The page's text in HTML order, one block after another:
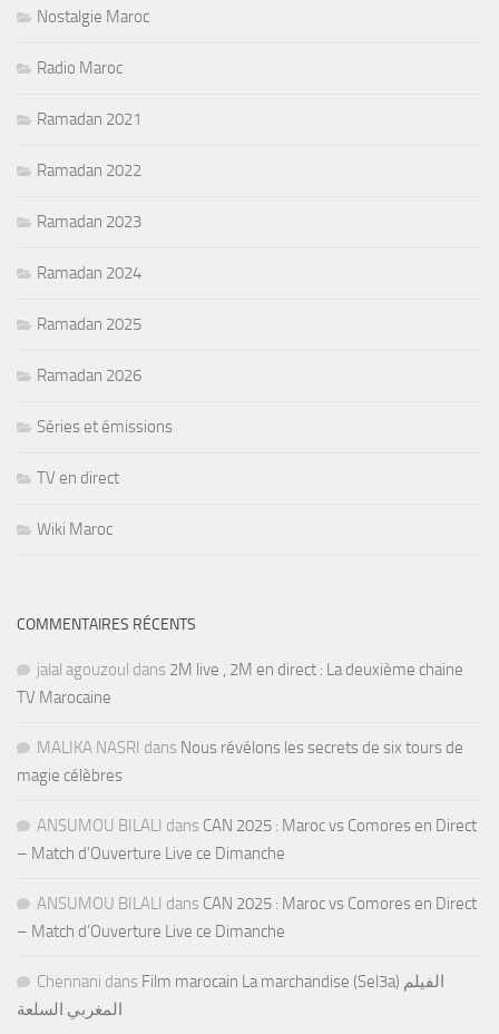
Nostalgie Maroc
Radio Maroc
Ramadan 2021
Ramadan 2022
Ramadan 2023
Ramadan 2024
Ramadan 2025
Ramadan 2026
Séries et émissions
TV en direct
Wiki Maroc
COMMENTAIRES RÉCENTS
jalal agouzoul dans 2M live , 2M en direct : La deuxième chaine
TV Marocaine
MALIKA NASRI dans Nous révélons les secrets de six tours de
magie célèbres
ANSUMOU BILALI dans CAN 2025 : Maroc vs Comores en Direct
– Match d’Ouverture Live ce Dimanche
ANSUMOU BILALI dans CAN 2025 : Maroc vs Comores en Direct
– Match d’Ouverture Live ce Dimanche
Chennani dans Film marocain La marchandise (Sel3a) الفيلم
المغربي السلعة